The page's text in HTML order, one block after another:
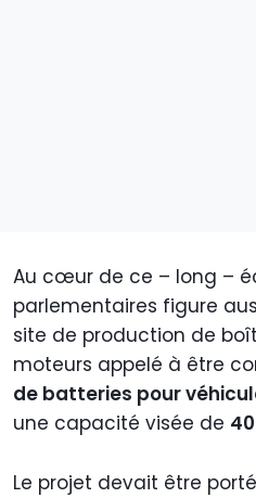
Au cœur de ce – long –
parlementaires figure
site de production de
moteurs appelé à être
de batteries pour
une capacité visée de
Le projet devait être